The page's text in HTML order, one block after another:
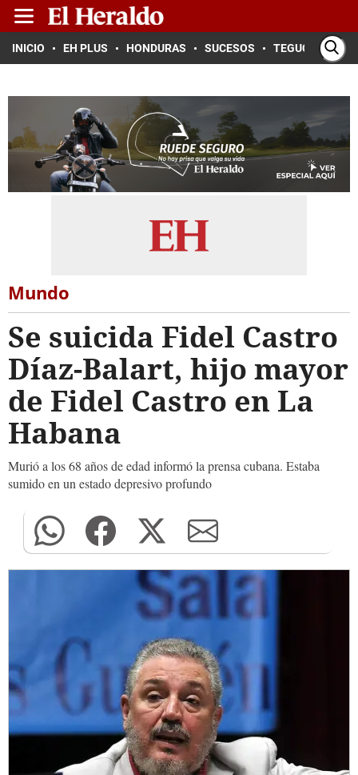
INICIO EH PLUS HONDURAS SUCESOS TEGUCIGALPA
Mundo
Se suicida Fidel Castro
Díaz-Balart, hijo mayor
de Fidel Castro en La
Habana
Murió a los 68 años de edad informó la prensa cubana. Estaba
sumido en un estado depresivo profundo